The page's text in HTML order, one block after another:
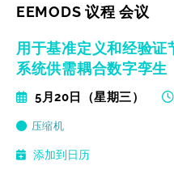
EEMODS 议程 会议
用于基准定义和经验
系统供需耦合数字孪生
5月20日（星期三）
压缩机
添加到日历